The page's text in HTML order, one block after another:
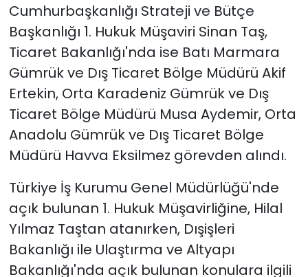
Cumhurbaşkanlığı Strateji ve Bütçe
Başkanlığı 1. Hukuk Müşaviri Sinan Taş,
Ticaret Bakanlığı'nda ise Batı Marmara
Gümrük ve Dış Ticaret Bölge Müdürü Akif
Ertekin, Orta Karadeniz Gümrük ve Dış
Ticaret Bölge Müdürü Musa Aydemir, Orta
Anadolu Gümrük ve Dış Ticaret Bölge
Müdürü Havva Eksilmez görevden alındı.
Türkiye İş Kurumu Genel Müdürlüğü'nde
açık bulunan 1. Hukuk Müşavirliğine, Hilal
Yılmaz Taştan atanırken, Dışişleri
Bakanlığı ile Ulaştırma ve Altyapı
Bakanlığı'nda açık bulunan konulara ilgili